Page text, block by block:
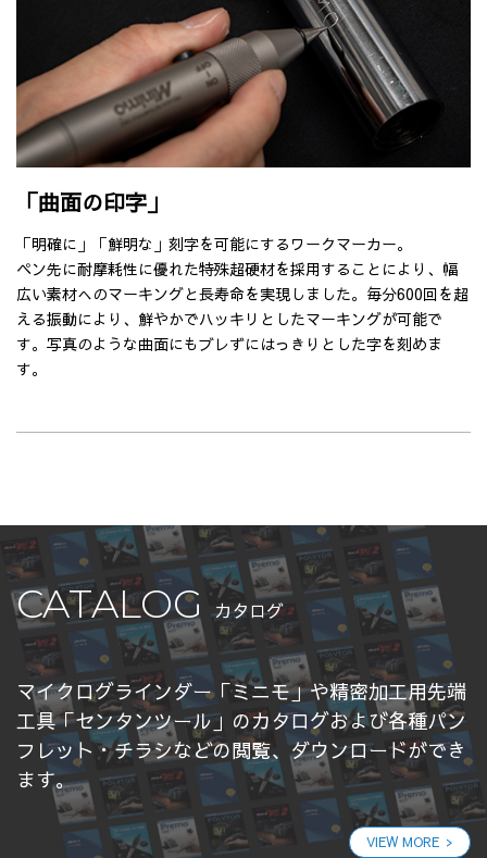
「曲面の印字」
「明確に」「鮮明な」刻字を可能にするワークマーカー。
ペン先に耐摩耗性に優れた特殊超硬材を採用することにより、幅
広い素材へのマーキングと長寿命を実現しました。毎分600回を超
える振動により、鮮やかでハッキリとしたマーキングが可能で
す。写真のような曲面にもブレずにはっきりとした字を刻めま
す。
CATALOG カタログ
マイクログラインダー「ミニモ」や精密加工用先端
工具「センタンツール」のカタログおよび各種パン
フレット・チラシなどの閲覧、ダウンロードができ
ます。
VIEW MORE